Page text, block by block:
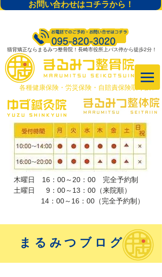
お問い合わせはコチラから！
猫背矯正ならまるみつ整骨院！長崎市役所上バス停から徒歩2分！
​各種健康保険・労災保険・自賠責保険取り扱い
木曜日 16：00～20：00 完全予約制
土曜日 9：00～13：00（来院順）
​ 14：00～16：00（完全予約制）
まるみつブログ